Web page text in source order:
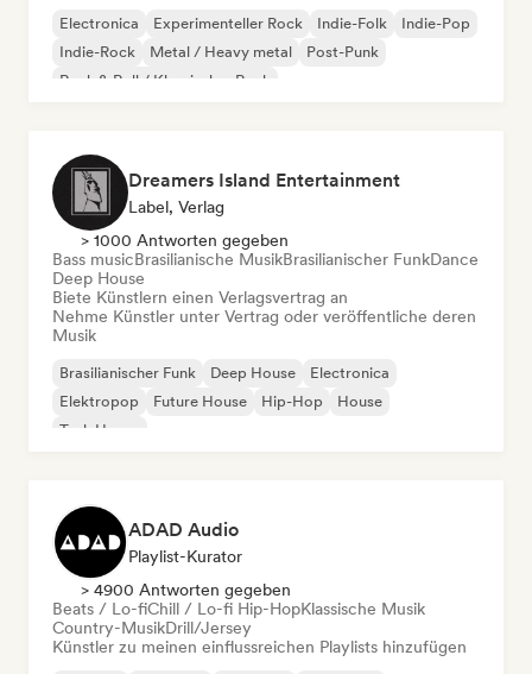
Electronica Experimenteller Rock Indie-Folk
Indie-Pop
Indie-Rock
Metal / Heavy metal
Post-Punk
Rock & Roll / Klassischer Rock
Dreamers Island Entertainment
Label, Verlag
> 1000 Antworten gegeben
Bass musicBrasilianische MusikBrasilianischer FunkDance
Deep House
Biete Künstlern einen Verlagsvertrag an
Nehme Künstler unter Vertrag oder veröffentliche deren
Musik
Brasilianischer Funk Deep House
Electronica
Elektropop
Future House Hip-Hop
House
Tech House
ADAD Audio
Playlist-Kurator
> 4900 Antworten gegeben
Beats / Lo-fiChill / Lo-fi Hip-HopKlassische Musik
Country-MusikDrill/Jersey
Künstler zu meinen einflussreichen Playlists hinzufügen